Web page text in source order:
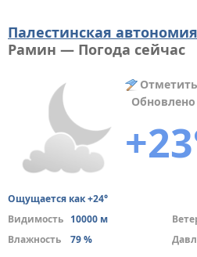
Палестинская автономия
Рамин — Погода сейчас
Отметить
Обновлено
Ощущается как +24°
Видимость 10000 м
Влажность
79 %